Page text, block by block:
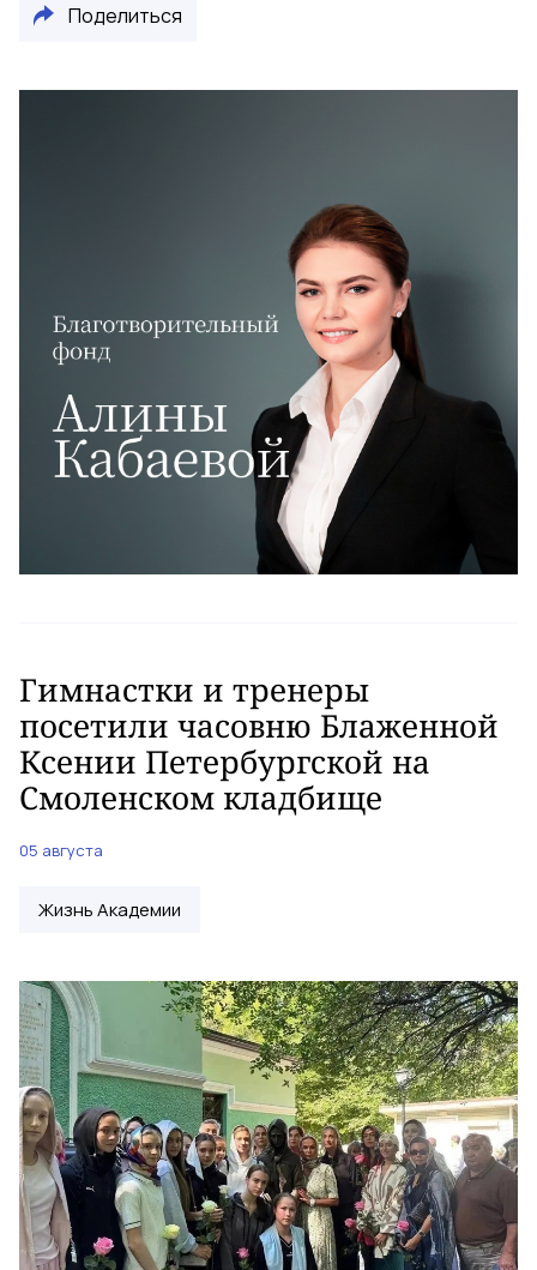
Поделиться
Гимнастки и тренеры
посетили часовню Блаженной
Ксении Петербургской на
Смоленском кладбище
05 августа
Жизнь Академии